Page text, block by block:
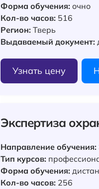
Форма обучения: очно
Кол-во часов: 516
Регион: Тверь
Выдаваемый документ:
Узнать цену
Экспертиза
Направление обучения:
Тип курсов:
Форма обучения:
Кол-во часов: 256